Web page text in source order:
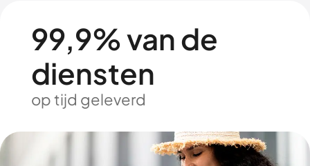
99,9% van de
diensten
op tijd geleverd